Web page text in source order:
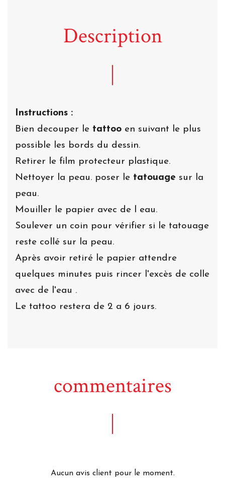
Description
Instructions :
Bien decouper le tattoo en suivant le plus
possible les bords du dessin.
Retirer le film protecteur plastique.
Nettoyer la peau. poser le tatouage sur la
peau.
Mouiller le papier avec de l eau.
Soulever un coin pour vérifier si le tatouage
reste collé sur la peau.
Après avoir retiré le papier attendre
quelques minutes puis rincer l'excès de colle
avec de l'eau .
Le tattoo restera de 2 a 6 jours.
commentaires
Aucun avis client pour le moment.